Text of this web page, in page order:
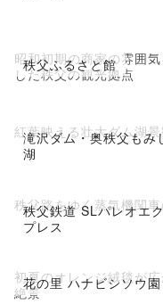
秩父ふるさと館
昭和初期の商家の雰囲
した秩父の観光拠点
滝沢ダム・奥秩父もみ
湖
紅葉映える壮大ダム湖
秩父鉄道 SLパレオエ
プレス
秩父路をゆく蒸気機関
花の里 ハナビシソウ園
初夏のオレンジ絨毯が広
絶景